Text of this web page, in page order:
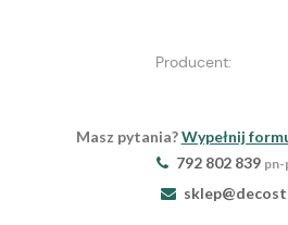
Producent:
Masz pytania?Wypełnij
792 802 839 pn-